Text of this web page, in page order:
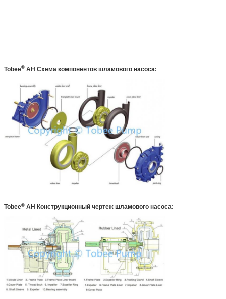
Tobee® AH Схема компонентов шламового насоса:
Tobee® AH Конструкционный чертеж шламового насоса: